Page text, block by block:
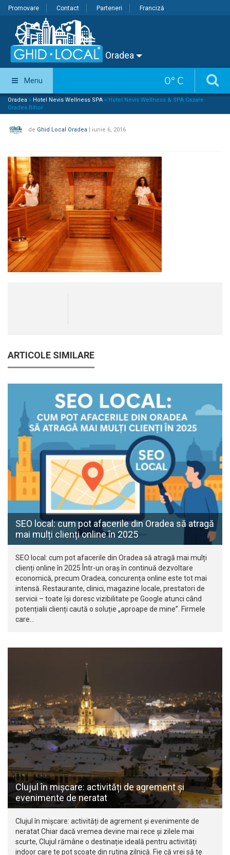
Promovare Contact Parteneri Franciză
Oradea
0° C
Menu
Oradea » Hotel Nevis Wellness SPA » Hotel Nevis Wellness & SPA Cazare
Oradea Bihor
de Ghid Local Oradea | iunie 6, 2016
ARTICOLE SIMILARE
SEO local: cum pot afacerile din Oradea să atragă
mai mulți clienți online în 2025
SEO local: cum pot afacerile din Oradea să atragă mai mulți
clienți online în 2025 Într-un oraș în continuă dezvoltare
economică, precum Oradea, concurența online este tot mai
intensă. Restaurante, clinici, magazine locale, prestatori de
servicii – toate își doresc vizibilitate pe Google atunci când
potențialii clienți caută o soluție „aproape de mine”. Firmele
care…
Clujul în mișcare: activități de agrement și
evenimente de neratat
Clujul în mișcare: activități de agrement și evenimente de
neratat Chiar dacă vremea devine mai rece și zilele mai
scurte, Clujul rămâne o destinație ideală pentru activități
indoor care te pot scoate din rutina zilnică. Fie că vrei să te